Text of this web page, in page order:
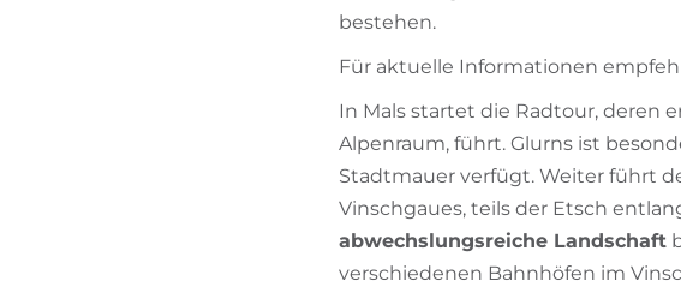
bestehen.
Für aktuelle Informationen
In Mals startet die Radtour, deren
Alpenraum, führt. Glurns ist
Stadtmauer verfügt. Weiter führt
Vinschgaues, teils der Etsch
abwechslungsreiche Landschaft
verschiedenen Bahnhöfen im